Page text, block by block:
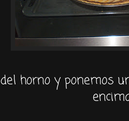
del horno y ponemos